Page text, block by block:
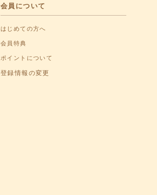
会員について
はじめての方へ
会員特典
ポイントについて
登録情報の変更